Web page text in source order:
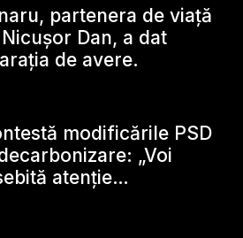
partenera de viață
Dan, a dat
de avere.
modificările PSD
„Voi
atenție…